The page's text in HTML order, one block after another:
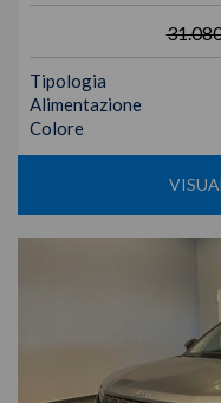
Tipologia
Alimentazione
Colore